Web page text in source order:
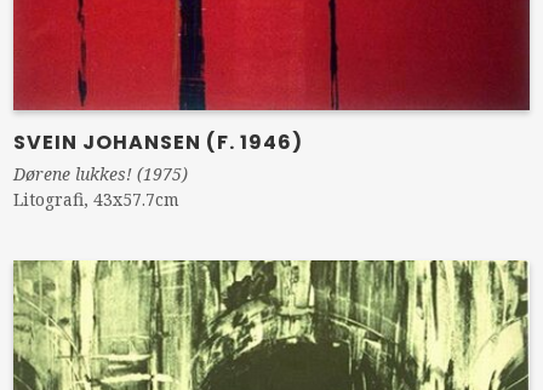
SVEIN JOHANSEN (F. 1946)
Dørene lukkes! (1975)
Litografi, 43x57.7cm